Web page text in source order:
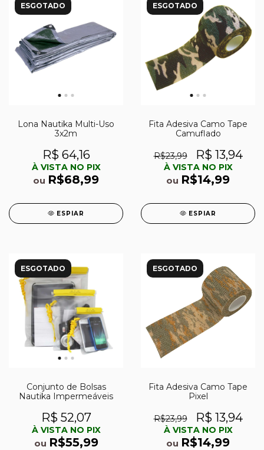
ESGOTADO
Lona Nautika Multi-Uso
3x2m
R$ 64,16
À VISTA NO PIX
ou R$68,99
ESPIAR
ESGOTADO
Fita Adesiva Camo Tape
Camuflado
R$23,99 R$ 13,94
À VISTA NO PIX
ou R$14,99
ESPIAR
ESGOTADO
Conjunto de Bolsas
Nautika Impermeáveis
R$ 52,07
À VISTA NO PIX
ou R$55,99
ESGOTADO
Fita Adesiva Camo Tape
Pixel
R$23,99 R$ 13,94
À VISTA NO PIX
ou R$14,99